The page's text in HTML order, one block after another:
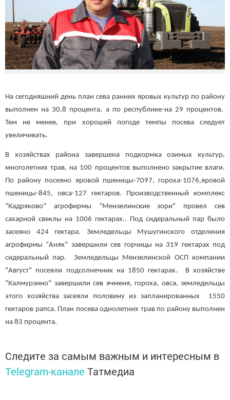
На сегодняшний день план сева ранних яровых культур по району
выполнен на 30,8 процента, а по республике-на 29 процентов.
Тем не менее, при хорошей погоде темпы посева следует
увеличивать.
В хозяйствах района завершена подкормка озимых культур,
многолетних трав, на 100 процентов выполнено закрытие влаги.
По району посеяно яровой пшеницы-7097, гороха-1076,яровой
пшеницы-845, овса-127 гектаров. Производственный комплекс
“Кадряково” агрофирмы ”Мензелинские зори" провел сев
сахарной свеклы на 1006 гектарах.. Под сидеральный пар было
засеяно 424 гектара. Земледельцы Мушугинского отделения
агрофирмы “Аняк” завершили сев горчицы на 319 гектарах под
сидеральный пар. Земледельцы Мензелинской ОСП компании
"Август" посеяли подсолнечник на 1850 гектарах. В хозяйстве
"Калмурзино" завершили сев ячменя, гороха, овса, земледельцы
этого хозяйства засеяли половину из запланированных 1550
гектаров рапса. План посева однолетних трав по району выполнен
на 83 процента.
Следите за самым важным и интересным в
Telegram-канале Татмедиа